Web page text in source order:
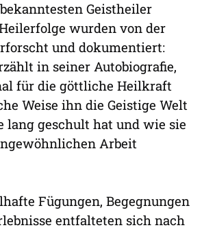
Geistheiler
wurden von der
und dokumentiert:
in seiner Autobiografie,
für die göttliche Heilkraft
Weise ihn die Geistige Welt
lang geschult hat und wie sie
Arbeit
Fügungen, Begegnungen
entfalteten sich nach